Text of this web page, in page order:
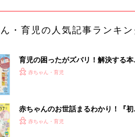
・育児の人気記事ランキ
育児の困ったがズバリ！解決する本
『ひよこクラブ 秋号』 4カ月～2才
赤ちゃん・育児
赤ちゃんのお世話まるわかり！『初
てのひよこクラブ 夏号』〈巻頭大特
赤ちゃん・育児